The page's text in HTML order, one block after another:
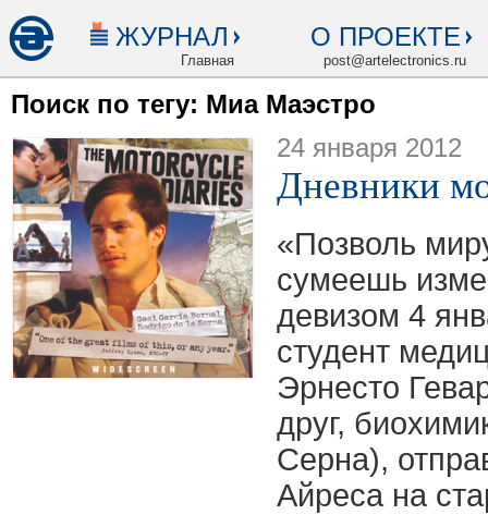
ЖУРНАЛ
Главная
О ПРОЕКТЕ
post@artelectronics.ru
Поиск по тегу: Миа Маэстро
24 января 2012
Дневники
«Позволь
сумеешь
девизом 4
студент
Эрнесто
друг,
Серна),
Айреса на